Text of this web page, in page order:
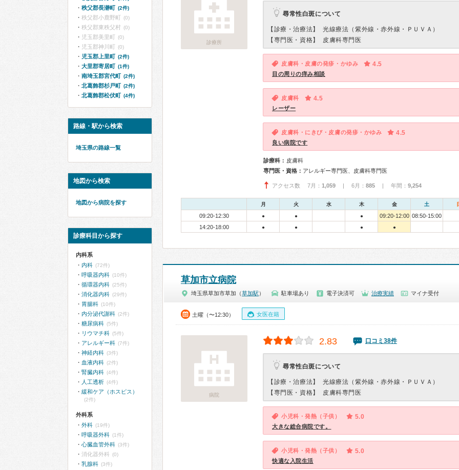
診療所
尋常性白斑について
【診療・治療法】
光線療法（紫外線・赤外線・ＰＵＶＡ）
【専門医・資格】
皮膚科専門医
皮膚科・皮膚の発疹・かゆみ 4.5
目の周りの痒み相談
皮膚科 4.5
レーザー
皮膚科・にきび・皮膚の発疹・かゆみ 4.5
良い病院です
診療科： 皮膚科
専門医・資格： アレルギー専門医、皮膚科専門医
アクセス数 7月： 1,059 | 6月： 885 | 年間： 9,254
月 火 水 木 金 土
09:20-12:30 ● ● ● 09:20-12:00 08:50-15:00
14:20-18:00
● ● ● ●
草加市立病院
埼玉県草加市草加（草加駅 ） 駐車場あり 電子決済可 治療実績 マイナ受付
土曜（〜12:30） 女医在籍
病院
2.83 口コミ38件
尋常性白斑について
【診療・治療法】
光線療法（紫外線・赤外線・ＰＵＶＡ）
【専門医・資格】
皮膚科専門医
小児科・発熱（子供） 5.0
大きな総合病院です。
小児科・発熱（子供） 5.0
快適な入院生活
秩父郡長瀞町 (2件)
秩父郡小鹿野町 (0)
秩父郡東秩父村 (0)
児玉郡美里町 (0)
児玉郡神川町 (0)
児玉郡上里町 (2件)
大里郡寄居町 (1件)
南埼玉郡宮代町 (2件)
北葛飾郡杉戸町 (2件)
北葛飾郡松伏町 (4件)
路線・駅から検索
埼玉県の路線一覧
地図から検索
地図から病院を探す
診療科目から探す
内科系
内科 (72件)
呼吸器内科 (10件)
循環器内科 (25件)
消化器内科 (29件)
胃腸科 (10件)
内分泌代謝科 (2件)
糖尿病科 (5件)
リウマチ科 (5件)
アレルギー科 (7件)
神経内科 (3件)
血液内科 (2件)
腎臓内科 (4件)
人工透析 (4件)
緩和ケア（ホスピス）
(2件)
外科系
外科 (19件)
呼吸器外科 (1件)
心臓血管外科 (3件)
消化器外科 (0)
乳腺科 (3件)